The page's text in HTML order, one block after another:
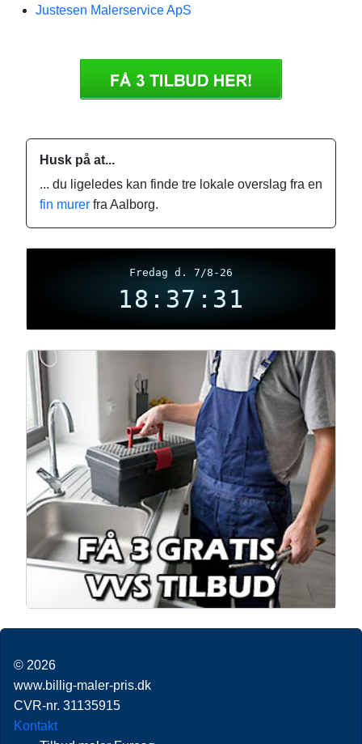
Justesen Malerservice ApS
Husk på at...
... du ligeledes kan finde tre lokale overslag fra en
fin murer fra Aalborg.
Fredag d. 7/8-26
18:37:32
© 2026
www.billig-maler-pris.dk
CVR-nr. 31135915
Kontakt